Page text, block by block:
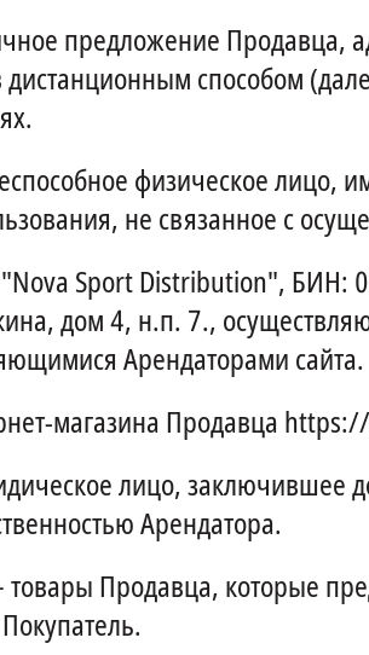
предложение Продавца,
способом
физическое лицо,
не связанное с
Sport Distribution", БИН:
дом 4, н.п. 7.,
Арендаторами сайта.
магазина Продавца
лицо, заключившее
Арендатора.
товары Продавца, которые